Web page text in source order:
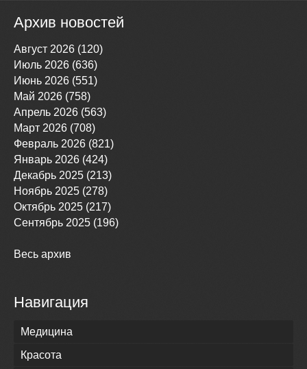
Архив новостей
Август 2026 (120)
Июль 2026 (636)
Июнь 2026 (551)
Май 2026 (758)
Апрель 2026 (563)
Март 2026 (708)
Февраль 2026 (821)
Январь 2026 (424)
Декабрь 2025 (213)
Ноябрь 2025 (278)
Октябрь 2025 (217)
Сентябрь 2025 (196)
Весь архив
Навигация
Медицина
Красота